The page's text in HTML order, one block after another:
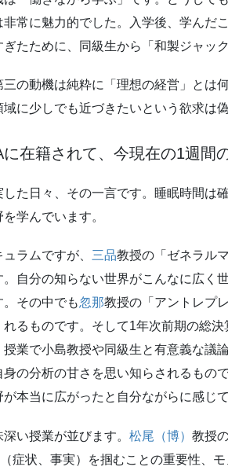
非常に魅力的でした。入学後、学んだ
ぎたために、同級生から「和製ジャッ
三の動機は純粋に「理想の経営」とは
に少しでも近づきたいという欲求は
在籍されて、今現在の1週間
した日々、その一言です。睡眠時間は
学んでいます。
ラムですが、 三品教授の「ゼネラル
。自分の知らない世界がこんなに広く
。その中でも忽那教授の「アントレプ
れるものです。そして1年次前期の総
授業で小島教授や同級生と有意義な議
身の分析の甘さを思い知らされるもの
本当に広がったと自分ながらに感じて
い授業が並びます。 松尾（博） 教授
症状、事実）を掴むことの重要性、